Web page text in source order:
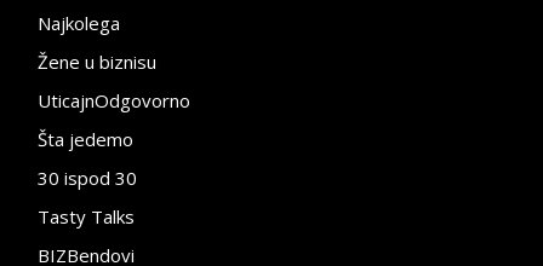
Najkolega
Žene u biznisu
UticajnOdgovorno
Šta jedemo
30 ispod 30
Tasty Talks
BIZBendovi